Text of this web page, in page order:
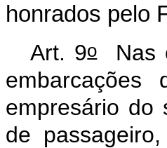
honrados pelo
Art. 9oNas
empresário do
de